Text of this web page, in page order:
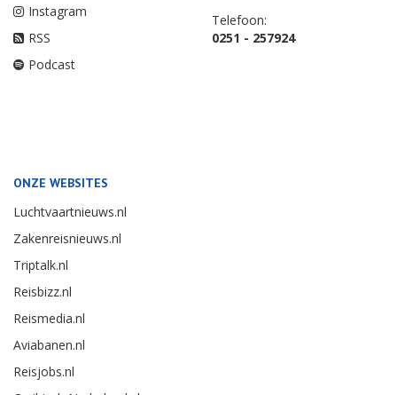
Instagram
RSS
Podcast
Telefoon:
0251 - 257924
ONZE WEBSITES
Luchtvaartnieuws.nl
Zakenreisnieuws.nl
Triptalk.nl
Reisbizz.nl
Reismedia.nl
Aviabanen.nl
Reisjobs.nl